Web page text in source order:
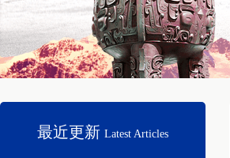
最近更新 Latest Articles